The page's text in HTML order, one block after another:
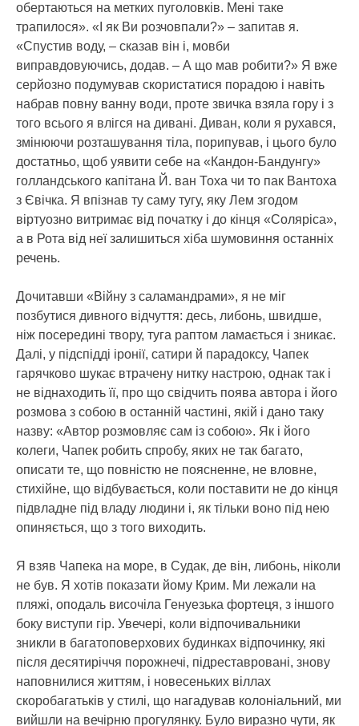
обертаються на метких пуголовків. Мені таке
трапилося». «І як Ви розчовпали?» – запитав я.
«Спустив воду, – сказав він і, мовби
виправдовуючись, додав. – А що мав робити?» Я вже
серйозно подумував скористатися порадою і навіть
набрав повну ванну води, проте звичка взяла гору і з
того всього я влігся на дивані. Диван, коли я рухався,
змінюючи розташування тіла, порипував, і цього було
достатньо, щоб уявити себе на «Кандон-Бандунгу»
голландського капітана Й. ван Тоха чи то пак Вантоха
з Євічка. Я впізнав ту саму тугу, яку Лем згодом
віртуозно витримає від початку і до кінця «Соляріса»,
а в Рота від неї залишиться хіба шумовиння останніх
речень.
Дочитавши «Війну з саламандрами», я не міг
позбутися дивного відчуття: десь, либонь, швидше,
ніж посередині твору, туга раптом ламається і зникає.
Далі, у підспідді іронії, сатири й парадоксу, Чапек
гарячково шукає втрачену нитку настрою, однак так і
не віднаходить її, про що свідчить поява автора і його
розмова з собою в останній частині, якій і дано таку
назву: «Автор розмовляє сам із собою». Як і його
колеги, Чапек робить спробу, яких не так багато,
описати те, що повністю не поясненне, не вловне,
стихійне, що відбувається, коли поставити не до кінця
підвладне під владу людини і, як тільки воно під нею
опиняється, що з того виходить.
Я взяв Чапека на море, в Судак, де він, либонь, ніколи
не був. Я хотів показати йому Крим. Ми лежали на
пляжі, оподаль височіла Генуезька фортеця, з іншого
боку виступи гір. Увечері, коли відпочивальники
зникли в багатоповерхових будинках відпочинку, які
після десятиріччя порожнечі, підреставровані, знову
наповнилися життям, і новесеньких віллах
скоробагатьків у стилі, що нагадував колоніальний, ми
вийшли на вечірню прогулянку. Було виразно чути, як